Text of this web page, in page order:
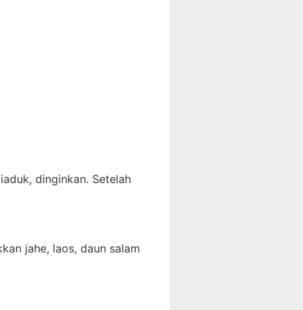
dinginkan. Setelah
jahe, laos, daun salam